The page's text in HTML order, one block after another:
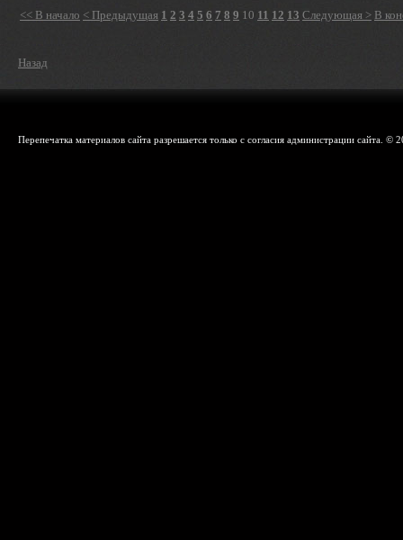
<< В начало < Предыдущая 1 2 3 4 5 6 7 8 9 10 11 12 13 Следующая > В
Назад
Перепечатка материалов сайта разрешается только с согласия администрации сайта.